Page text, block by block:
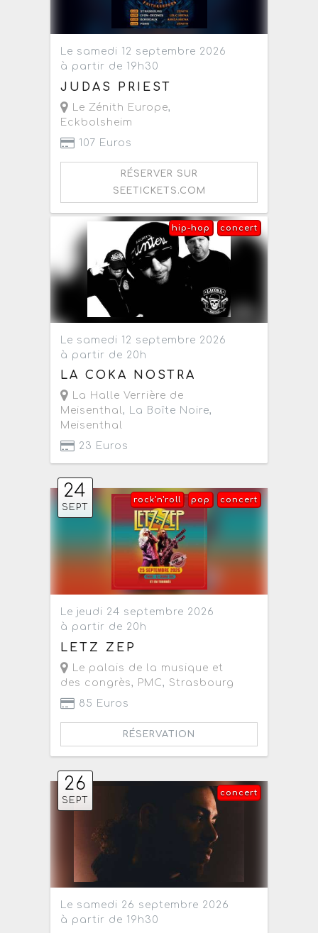
Le samedi 12 septembre 2026
à partir de 19h30
JUDAS PRIEST
Le Zénith Europe,
Eckbolsheim
107 Euros
RÉSERVER SUR
SEETICKETS.COM
concert
hip-hop
Le samedi 12 septembre 2026
à partir de 20h
LA COKA NOSTRA
La Halle Verrière de
Meisenthal, La Boîte Noire,
Meisenthal
23 Euros
24
SEPT
concert
pop
rock'n'roll
Le jeudi 24 septembre 2026
à partir de 20h
LETZ ZEP
Le palais de la musique et
des congrès, PMC, Strasbourg
85 Euros
RÉSERVATION
26
SEPT
concert
Le samedi 26 septembre 2026
à partir de 19h30